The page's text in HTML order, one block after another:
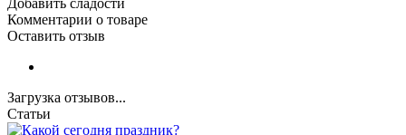
Комментарии о товаре
Оставить отзыв
Загрузка отзывов...
Статьи